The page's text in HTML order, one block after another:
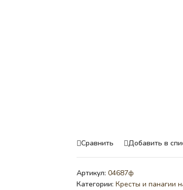
Сравнить Добавить в
Артикул: 04687ф
Категории: Кресты и панагии